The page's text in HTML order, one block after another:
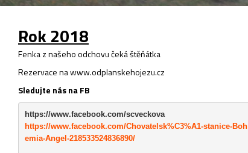
Rok 2018
Fenka z našeho odchovu čeká štěňátka
Rezervace na www.odplanskehojezu.cz
Sledujte nás na FB
https://www.facebook.com/scveckova
https://www.facebook.com/Chovatelsk%C3%A1-stanice-Boh
emia-Angel-218533524836890/